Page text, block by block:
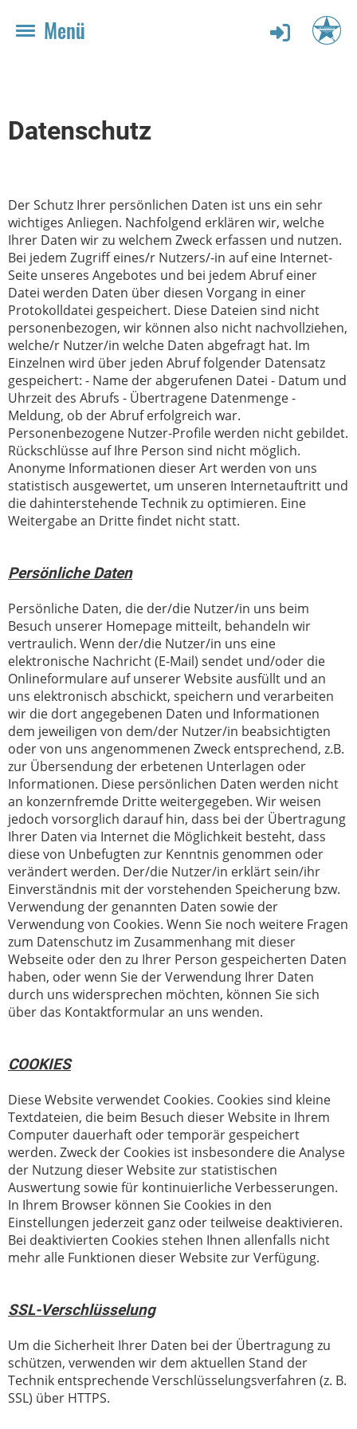
Menü
Datenschutz
Der Schutz Ihrer persönlichen Daten ist uns ein sehr
wichtiges Anliegen. Nachfolgend erklären wir, welche
Ihrer Daten wir zu welchem Zweck erfassen und nutzen.
Bei jedem Zugriff eines/r Nutzers/-in auf eine Internet-
Seite unseres Angebotes und bei jedem Abruf einer
Datei werden Daten über diesen Vorgang in einer
Protokolldatei gespeichert. Diese Dateien sind nicht
personenbezogen, wir können also nicht nachvollziehen,
welche/r Nutzer/in welche Daten abgefragt hat. Im
Einzelnen wird über jeden Abruf folgender Datensatz
gespeichert: - Name der abgerufenen Datei - Datum und
Uhrzeit des Abrufs - Übertragene Datenmenge -
Meldung, ob der Abruf erfolgreich war.
Personenbezogene Nutzer-Profile werden nicht gebildet.
Rückschlüsse auf Ihre Person sind nicht möglich.
Anonyme Informationen dieser Art werden von uns
statistisch ausgewertet, um unseren Internetauftritt und
die dahinterstehende Technik zu optimieren. Eine
Weitergabe an Dritte findet nicht statt.
Persönliche Daten
Persönliche Daten, die der/die Nutzer/in uns beim
Besuch unserer Homepage mitteilt, behandeln wir
vertraulich. Wenn der/die Nutzer/in uns eine
elektronische Nachricht (E-Mail) sendet und/oder die
Onlineformulare auf unserer Website ausfüllt und an
uns elektronisch abschickt, speichern und verarbeiten
wir die dort angegebenen Daten und Informationen
dem jeweiligen von dem/der Nutzer/in beabsichtigten
oder von uns angenommenen Zweck entsprechend, z.B.
zur Übersendung der erbetenen Unterlagen oder
Informationen. Diese persönlichen Daten werden nicht
an konzernfremde Dritte weitergegeben. Wir weisen
jedoch vorsorglich darauf hin, dass bei der Übertragung
Ihrer Daten via Internet die Möglichkeit besteht, dass
diese von Unbefugten zur Kenntnis genommen oder
verändert werden. Der/die Nutzer/in erklärt sein/ihr
Einverständnis mit der vorstehenden Speicherung bzw.
Verwendung der genannten Daten sowie der
Verwendung von Cookies. Wenn Sie noch weitere Fragen
zum Datenschutz im Zusammenhang mit dieser
Webseite oder den zu Ihrer Person gespeicherten Daten
haben, oder wenn Sie der Verwendung Ihrer Daten
durch uns widersprechen möchten, können Sie sich
über das Kontaktformular an uns wenden.
COOKIES
Diese Website verwendet Cookies. Cookies sind kleine
Textdateien, die beim Besuch dieser Website in Ihrem
Computer dauerhaft oder temporär gespeichert
werden. Zweck der Cookies ist insbesondere die Analyse
der Nutzung dieser Website zur statistischen
Auswertung sowie für kontinuierliche Verbesserungen.
In Ihrem Browser können Sie Cookies in den
Einstellungen jederzeit ganz oder teilweise deaktivieren.
Bei deaktivierten Cookies stehen Ihnen allenfalls nicht
mehr alle Funktionen dieser Website zur Verfügung.
SSL-Verschlüsselung
Um die Sicherheit Ihrer Daten bei der Übertragung zu
schützen, verwenden wir dem aktuellen Stand der
Technik entsprechende Verschlüsselungsverfahren (z. B.
SSL) über HTTPS.